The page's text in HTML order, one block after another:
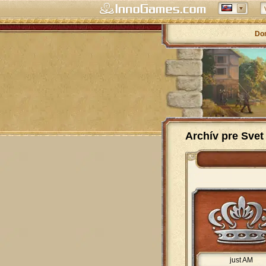
Archív pre Svet
just AM